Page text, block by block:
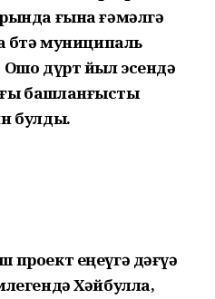
ғына ғәмәлгә
муниципаль
дүрт йыл эсендә
башланғысты
булды.
еңеүгә дәғүә
Хәйбулла,